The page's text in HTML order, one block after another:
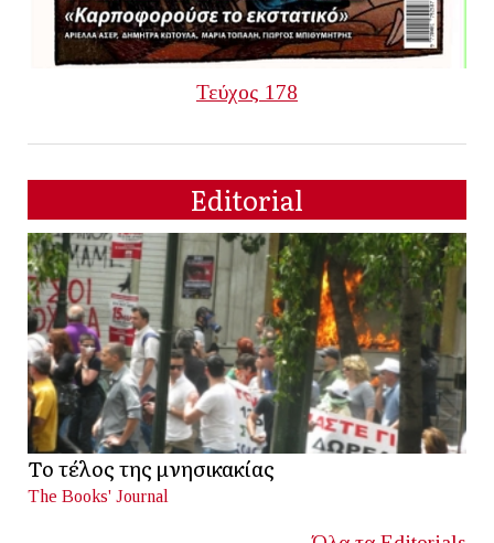
Τεύχος 178
Editorial
Το τέλος της μνησικακίας
The Books' Journal